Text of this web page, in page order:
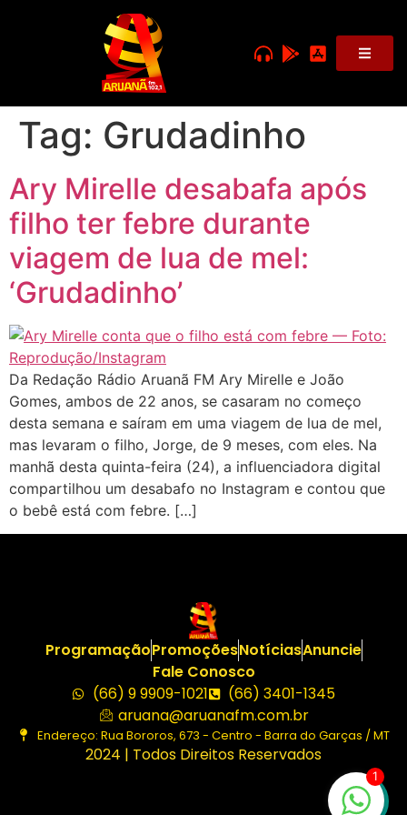
Tag: Grudadinho
Ary Mirelle desabafa após
filho ter febre durante
viagem de lua de mel:
‘Grudadinho’
Da Redação Rádio Aruanã FM Ary Mirelle e João
Gomes, ambos de 22 anos, se casaram no começo
desta semana e saíram em uma viagem de lua de mel,
mas levaram o filho, Jorge, de 9 meses, com eles. Na
manhã desta quinta-feira (24), a influenciadora digital
compartilhou um desabafo no Instagram e contou que
o bebê está com febre. […]
ProgramaçãoPromoçõesNotíciasAnuncie
Fale Conosco
(66) 9 9909-1021
(66) 3401-1345
aruana@aruanafm.com.br
Endereço: Rua Bororos, 673 - Centro - Barra do Garças / MT
2024 | Todos Direitos Reservados
1